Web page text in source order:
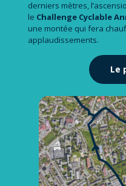
derniers mètres,
le Challenge Cyclable
une montée qui fera
applaudissements.
Le